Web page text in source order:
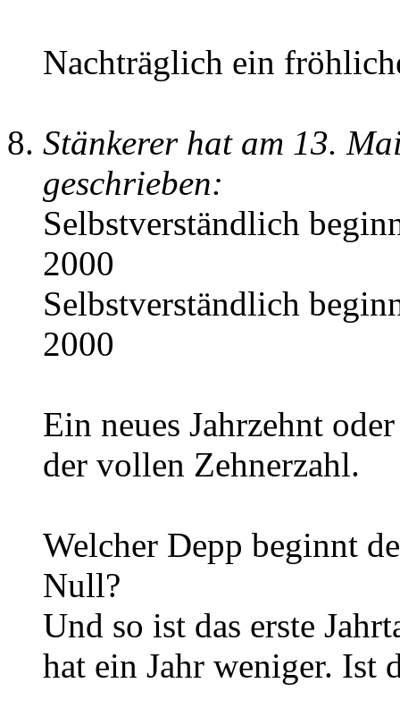
Nachträglich ein
Stänkerer hat am 13.
geschrieben:
Selbstverständlich
2000
Selbstverständlich
2000
Ein neues Jahrzehnt
der vollen Zehnerzahl.
Welcher Depp beginnt
Null?
Und so ist das erste
hat ein Jahr weniger. Ist